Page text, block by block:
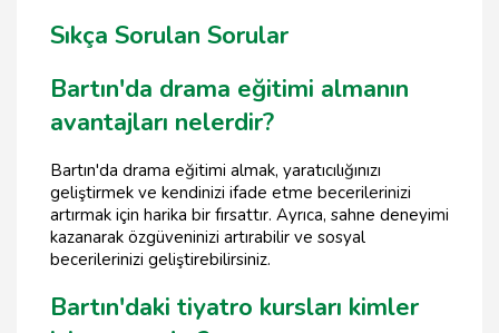
Sıkça Sorulan Sorular
Bartın'da drama eğitimi almanın
avantajları nelerdir?
Bartın'da drama eğitimi almak, yaratıcılığınızı
geliştirmek ve kendinizi ifade etme becerilerinizi
artırmak için harika bir fırsattır. Ayrıca, sahne deneyimi
kazanarak özgüveninizi artırabilir ve sosyal
becerilerinizi geliştirebilirsiniz.
Bartın'daki tiyatro kursları kimler